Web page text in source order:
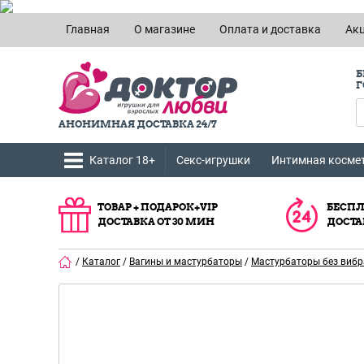
Главная О магазине Оплата и доставка
АНОНИМНАЯ ДОСТАВКА 24/7
Каталог 18+ Секс-игрушки Интимная
ТОВАР + ПОДАРОК+VIP
ДОСТАВКА ОТ 30 МИН
/ Каталог / Вагины и мастурбаторы / Мастурбаторы без